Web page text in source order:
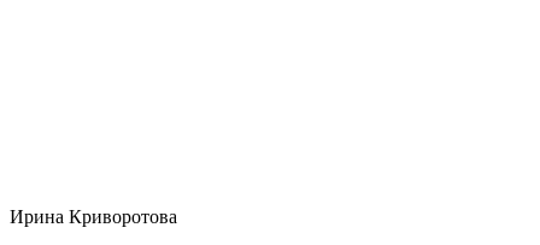
Ирина Криворотова